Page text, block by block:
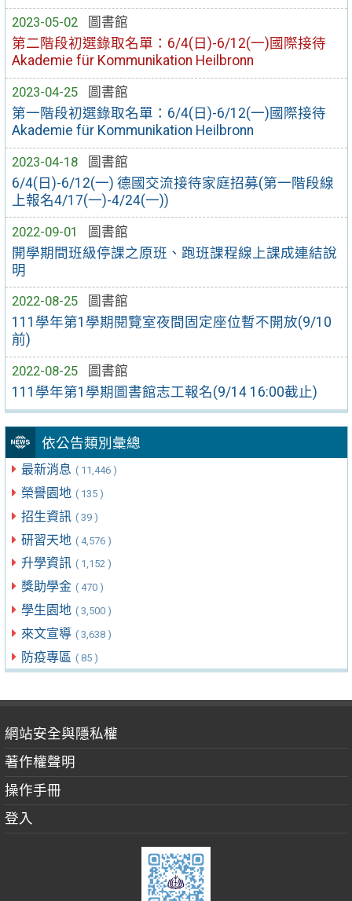
2023-05-02
圖書館
第二階段初選錄取名單：6/4(日)-6/12(一)國際接待
Akademie für Kommunikation Heilbronn
2023-04-25
圖書館
第一階段初選錄取名單：6/4(日)-6/12(一)國際接待
Akademie für Kommunikation Heilbronn
2023-04-18
圖書館
6/4(日)-6/12(一) 德國交流接待家庭招募(第一階段線
上報名4/17(一)-4/24(一))
2022-09-01
圖書館
開學期間班級停課之原班、跑班課程線上課成連結說
明
2022-08-25
圖書館
111學年第1學期閱覽室夜間固定座位暫不開放(9/10
前)
2022-08-25
圖書館
111學年第1學期圖書館志工報名(9/14 16:00截止)
依公告類別彙總
最新消息 ( 11,446 )
榮譽園地 ( 135 )
招生資訊 ( 39 )
研習天地 ( 4,576 )
升學資訊 ( 1,152 )
獎助學金 ( 470 )
學生園地 ( 3,500 )
來文宣導 ( 3,638 )
防疫專區 ( 85 )
網站安全與隱私權
著作權聲明
操作手冊
登入